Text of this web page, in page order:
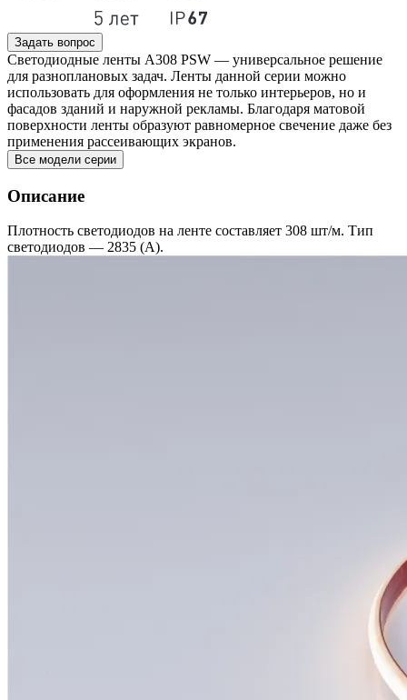
Задать вопрос
Светодиодные ленты A308 PSW — универсальное решение
для разноплановых задач. Ленты данной серии можно
использовать для оформления не только интерьеров, но и
фасадов зданий и наружной рекламы. Благодаря матовой
поверхности ленты образуют равномерное свечение даже без
применения рассеивающих экранов.
Все модели серии
Описание
Плотность светодиодов на ленте составляет 308 шт/м. Тип
светодиодов — 2835 (A).